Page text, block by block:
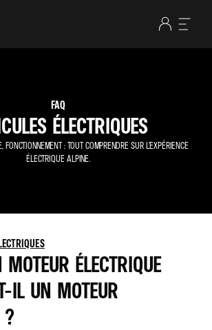
FAQ
ÉLECTRIQUES
FONCTIONNEMENT : TOUT COMPRENDRE SUR L’EXPÉRIENCE
ÉLECTRIQUE ALPINE.
ÉLECTRIQUE
IL UN MOTEUR
?